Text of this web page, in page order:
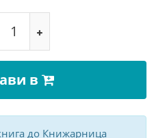
в
до Книжарница